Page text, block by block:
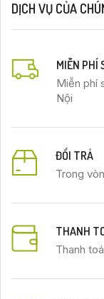
DỊCH VỤ CỦA
MIỄN PHÍ
Miễn phí
Nội
ĐỔI TRẢ
Trong
THANH
Thanh